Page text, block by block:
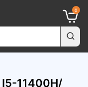
0
I5-11400H/